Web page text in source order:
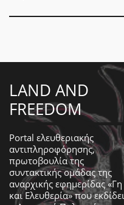
LAND AND
FREEDOM
Portal ελευθεριακής
αντιπληροφόρησης,
πρωτοβουλία της
συντακτικής ομάδας της
αναρχικής εφημερίδας «Γη
και Ελευθερία» που εκδίδει